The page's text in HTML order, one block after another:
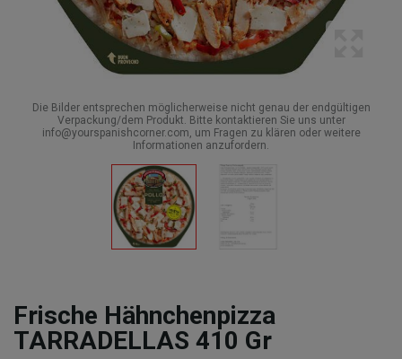
Die Bilder entsprechen möglicherweise nicht genau der endgültigen
Verpackung/dem Produkt. Bitte kontaktieren Sie uns unter
info@yourspanishcorner.com, um Fragen zu klären oder weitere
Informationen anzufordern.
Frische Hähnchenpizza
TARRADELLAS 410 Gr